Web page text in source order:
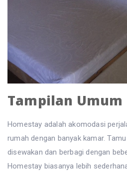
Tampilan Umum
Homestay adalah akomodasi
rumah dengan banyak kamar.
disewakan dan berbagi dengan
Homestay biasanya lebih